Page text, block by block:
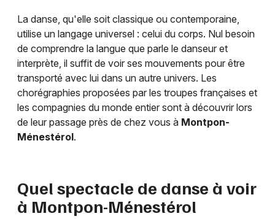
La danse, qu'elle soit classique ou contemporaine,
utilise un langage universel : celui du corps. Nul besoin
de comprendre la langue que parle le danseur et
interprète, il suffit de voir ses mouvements pour être
transporté avec lui dans un autre univers. Les
chorégraphies proposées par les troupes françaises et
les compagnies du monde entier sont à découvrir lors
de leur passage près de chez vous à Montpon-
Ménestérol.
Quel spectacle de danse à voir
à Montpon-Ménestérol